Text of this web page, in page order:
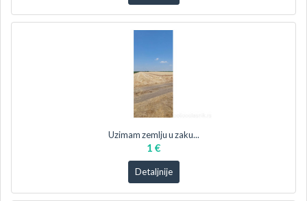
Uzimam zemlju u zaku...
1 €
Detaljnije